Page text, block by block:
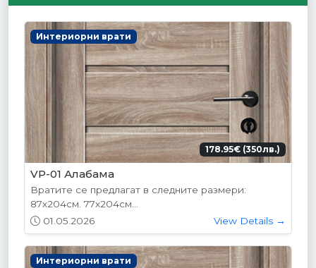
Интериорни врати
178.95€ (350лв.)
VP-01 Алабама
Вратите се предлагат в следните размери:
87х204см. 77х204см...
01.05.2026
View Details →
Интериорни врати